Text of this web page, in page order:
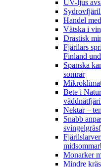
UV-ljus
Handel
Vätska i
Drastisk
Fjärilars
Finland
Spanska
somrar
Bete i
Nektar –
Snabb
Monarker
Mindre